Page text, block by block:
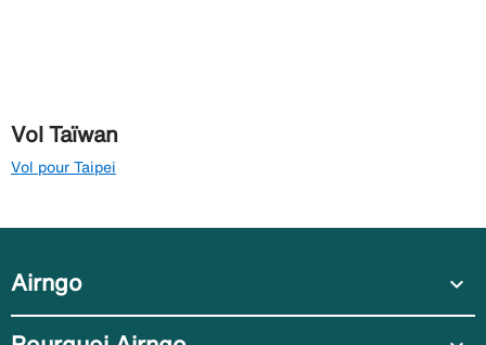
Vol Taïwan
Vol pour Taipei
Airngo expand_more